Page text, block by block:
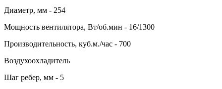
Диаметр, мм - 254
Мощность вентилятора, Вт/об.мин - 16/1300
Производительность, куб.м./час - 700
Воздухоохладитель
Шаг ребер, мм - 5